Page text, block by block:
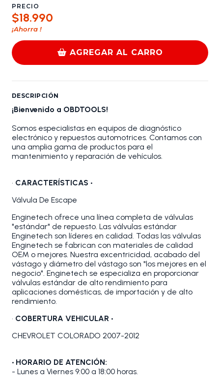
PRECIO
$18.990
¡Ahorra !
AGREGAR AL CARRO
DESCRIPCIÓN
¡Bienvenido a OBDTOOLS!
Somos especialistas en equipos de diagnóstico
electrónico y repuestos automotrices. Contamos con
una amplia gama de productos para el
mantenimiento y reparación de vehículos.
• CARACTERÍSTICAS •
Válvula De Escape
Enginetech ofrece una línea completa de válvulas
"estándar" de repuesto. Las válvulas estándar
Enginetech son líderes en calidad. Todas las válvulas
Enginetech se fabrican con materiales de calidad
OEM o mejores. Nuestra excentricidad, acabado del
vástago y diámetro del vástago son "los mejores en el
negocio". Enginetech se especializa en proporcionar
válvulas estándar de alto rendimiento para
aplicaciones domésticas, de importación y de alto
rendimiento.
• COBERTURA VEHICULAR •
CHEVROLET COLORADO 2007-2012
• HORARIO DE ATENCIÓN:
- Lunes a Viernes 9:00 a 18:00 horas.